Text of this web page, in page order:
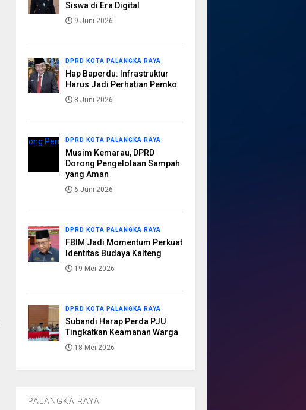
Siswa di Era Digital
9 Juni 2026
DPRD KOTA PALANGKA RAYA
Hap Baperdu: Infrastruktur
Harus Jadi Perhatian Pemko
8 Juni 2026
DPRD KOTA PALANGKA RAYA
Musim Kemarau, DPRD
Dorong Pengelolaan Sampah
yang Aman
6 Juni 2026
DPRD KOTA PALANGKA RAYA
FBIM Jadi Momentum Perkuat
Identitas Budaya Kalteng
19 Mei 2026
DPRD KOTA PALANGKA RAYA
Subandi Harap Perda PJU
Tingkatkan Keamanan Warga
18 Mei 2026
PALANGKA RAYA